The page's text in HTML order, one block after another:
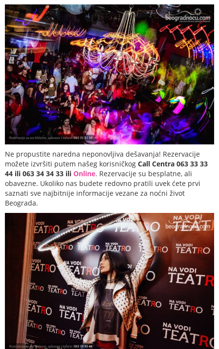
Ne propustite naredna neponovljiva dešavanja! Rezervacije
možete izvršiti putem našeg korisničkog Call Centra 063 33 33
44 ili 063 34 34 33 ili Online. Rezervacije su besplatne, ali
obavezne. Ukoliko nas budete redovno pratili uvek ćete prvi
saznati sve najbitnije informacije vezane za noćni život
Beograda.